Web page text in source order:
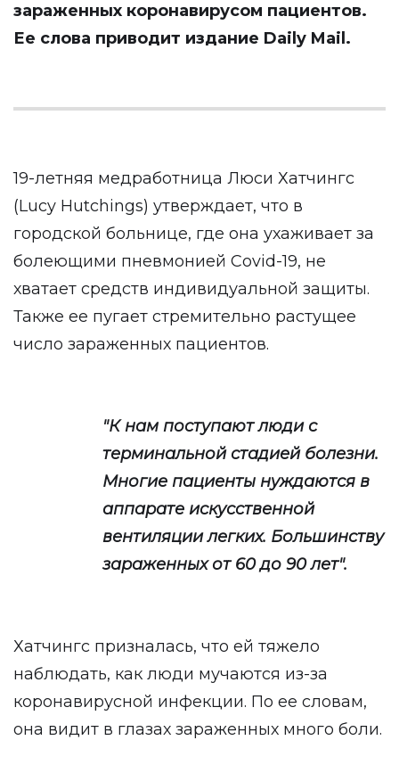
зараженных коронавирусом пациентов.
Ее слова приводит издание Daily Mail.
19-летняя медработница Люси Хатчингс
(Lucy Hutchings) утверждает, что в
городской больнице, где она ухаживает за
болеющими пневмонией Covid-19, не
хватает средств индивидуальной защиты.
Также ее пугает стремительно растущее
число зараженных пациентов.
"К нам поступают люди с
терминальной стадией болезни.
Многие пациенты нуждаются в
аппарате искусственной
вентиляции легких. Большинству
зараженных от 60 до 90 лет".
Хатчингс призналась, что ей тяжело
наблюдать, как люди мучаются из-за
коронавирусной инфекции. По ее словам,
она видит в глазах зараженных много боли.